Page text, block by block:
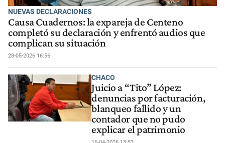
NUEVAS DECLARACIONES
Causa Cuadernos: la expareja de Centeno
completó su declaración y enfrentó audios que
complican su situación
28-05-2026 16:56
CHACO
Juicio a “Tito” López:
denuncias por facturación,
blanqueo fallido y un
contador que no pudo
explicar el patrimonio